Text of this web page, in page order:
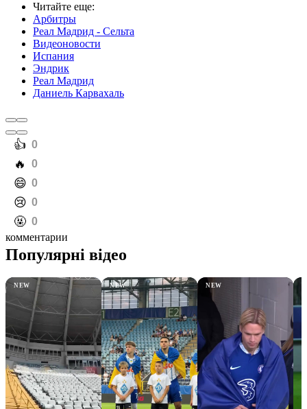
Читайте еще:
Арбитры
Реал Мадрид - Сельта
Видеоновости
Испания
Эндрик
Реал Мадрид
Даниель Карвахаль
️👍 0
️🔥 0
️😄 0
️😢 0
️🤬 0
комментарии